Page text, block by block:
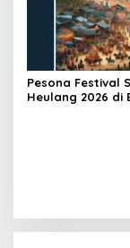
Pesona Festival
Heulang 2026 di